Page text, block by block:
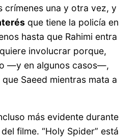
crímenes una y otra vez, y
que tiene la policía en
hasta que Rahimi entra
involucrar porque,
—y en algunos casos—,
Saeed mientras mata a
más evidente durante
filme. “Holy Spider” está